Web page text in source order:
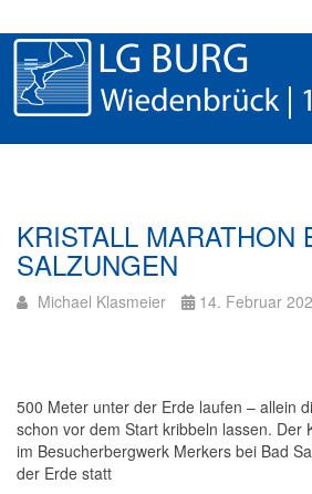
KRISTALL MARATHON
SALZUNGEN
Michael Klasmeier 14. Februar
500 Meter unter der Erde laufen – allein
schon vor dem Start kribbeln lassen. Der
im Besucherbergwerk Merkers bei Bad
der Erde statt